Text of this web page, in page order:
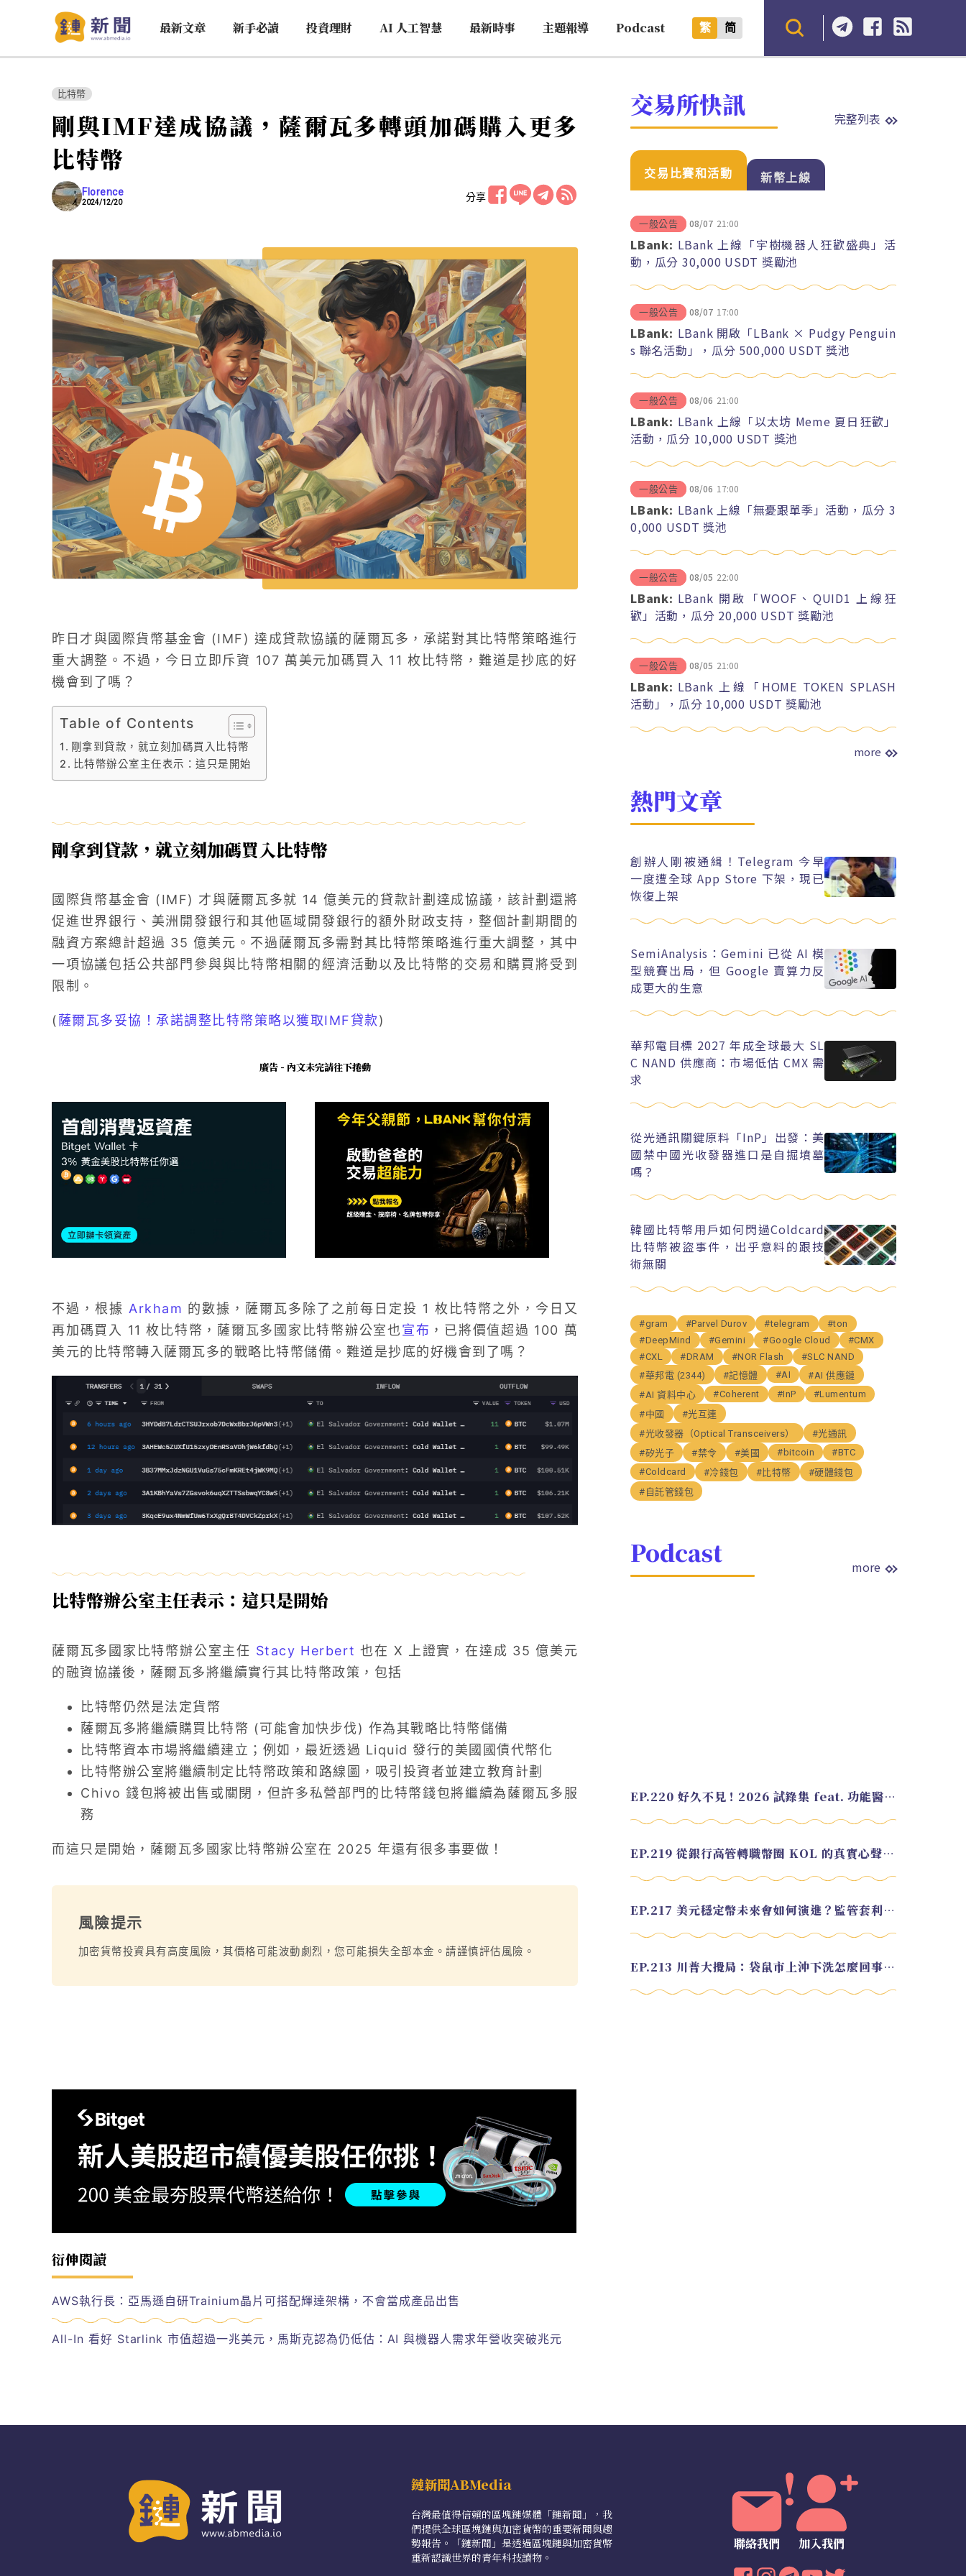
最新文章 新手必讀 投資理財 AI 人工智慧 最新時事 主題報導 Podcast 繁 简
比特幣
剛與IMF達成協議，薩爾瓦多轉頭加碼購入更多
比特幣
Florence
2024/12/20 分享
昨日才與國際貨幣基金會 (IMF) 達成貸款協議的薩爾瓦多，承諾對其比特幣策略進行
重大調整。不過，今日立即斥資 107 萬美元加碼買入 11 枚比特幣，難道是抄底的好
機會到了嗎？
Table of Contents
剛拿到貸款，就立刻加碼買入比特幣
比特幣辦公室主任表示：這只是開始
剛拿到貸款，就立刻加碼買入比特幣
國際貨幣基金會 (IMF) 才與薩爾瓦多就 14 億美元的貸款計劃達成協議，該計劃還將
促進世界銀行、美洲開發銀行和其他區域開發銀行的額外財政支持，整個計劃期間的
融資方案總計超過 35 億美元。不過薩爾瓦多需對其比特幣策略進行重大調整，其中
一項協議包括公共部門參與與比特幣相關的經濟活動以及比特幣的交易和購買將受到
限制。
(薩爾瓦多妥協！承諾調整比特幣策略以獲取IMF貸款)
廣告 - 內文未完請往下捲動
不過，根據 Arkham 的數據，薩爾瓦多除了之前每日定投 1 枚比特幣之外，今日又
再加碼買入 11 枚比特幣，薩爾瓦多國家比特幣辦公室也宣布 ，已將價值超過 100 萬
美元的比特幣轉入薩爾瓦多的戰略比特幣儲備。難道是抄底的好機會到了嗎？
比特幣辦公室主任表示：這只是開始
薩爾瓦多國家比特幣辦公室主任 Stacy Herbert 也在 X 上證實，在達成 35 億美元
的融資協議後，薩爾瓦多將繼續實行其比特幣政策，包括
比特幣仍然是法定貨幣
薩爾瓦多將繼續購買比特幣 (可能會加快步伐) 作為其戰略比特幣儲備
比特幣資本市場將繼續建立；例如，最近透過 Liquid 發行的美國國債代幣化
比特幣辦公室將繼續制定比特幣政策和路線圖，吸引投資者並建立教育計劃
Chivo 錢包將被出售或關閉，但許多私營部門的比特幣錢包將繼續為薩爾瓦多服
務
而這只是開始，薩爾瓦多國家比特幣辦公室在 2025 年還有很多事要做！
風險提示
加密貨幣投資具有高度風險，其價格可能波動劇烈，您可能損失全部本金。請謹慎評估風險。
衍伸閱讀
AWS執行長：亞馬遜自研Trainium晶片可搭配輝達架構，不會當成產品出售
All-In 看好 Starlink 市值超過一兆美元，馬斯克認為仍低估：AI 與機器人需求年營收突破兆元
交易所快訊 完整列表
交易比賽和活動 新幣上線
一般公告 08/07 21:00
LBank: LBank 上線「宇樹機器人狂歡盛典」活
動，瓜分 30,000 USDT 獎勵池
一般公告 08/07 17:00
LBank: LBank 開啟「LBank × Pudgy Penguin
s 聯名活動」，瓜分 500,000 USDT 獎池
一般公告 08/06 21:00
LBank: LBank 上線「以太坊 Meme 夏日狂歡」
活動，瓜分 10,000 USDT 獎池
一般公告 08/06 17:00
LBank: LBank 上線「無憂跟單季」活動，瓜分 3
0,000 USDT 獎池
一般公告 08/05 22:00
LBank: LBank 開啟「WOOF、QUID1 上線狂
歡」活動，瓜分 20,000 USDT 獎勵池
一般公告 08/05 21:00
LBank: LBank 上線「HOME TOKEN SPLASH
活動」，瓜分 10,000 USDT 獎勵池
more
熱門文章
創辦人剛被通緝！Telegram 今早
一度遭全球 App Store 下架，現已
恢復上架
SemiAnalysis：Gemini 已從 AI 模
型競賽出局，但 Google 賣算力反
成更大的生意
華邦電目標 2027 年成全球最大 SL
C NAND 供應商：市場低估 CMX 需
求
從光通訊關鍵原料「InP」出發：美
國禁中國光收發器進口是自掘墳墓
嗎？
韓國比特幣用戶如何閃過Coldcard
比特幣被盜事件，出乎意料的跟技
術無關
#gram #Parvel Durov #telegram
#ton
#DeepMind
#Gemini #Google Cloud
#CMX
#CXL
#DRAM #NOR Flash
#SLC NAND
#華邦電 (2344)
#記憶體 #AI
#AI 供應鏈
#AI 資料中心
#Coherent #InP
#Lumentum
#中國
#光互連
#光收發器（Optical Transceivers）
#光通訊
#矽光子
#禁令 #美國 #bitcoin
#BTC
#Coldcard
#冷錢包 #比特幣
#硬體錢包
#自託管錢包
Podcast more
EP.220 好久不見！2026 試錄集 feat. 功能醫學營養師 美寶
EP.219 從銀行高管轉職幣圈 KOL 的真實心聲 feat.龜大
EP.217 美元穩定幣未來會如何演進？監管套利終將收斂？feat. 研究員 余哲安
EP.213 川普大攪局：袋鼠市上沖下洗怎麼回事？feat. Alvin
鏈新聞ABMedia
台灣最值得信賴的區塊鏈媒體「鏈新聞」，我
們提供全球區塊鏈與加密貨幣的重要新聞與趨
勢報告。「鏈新聞」是透過區塊鏈與加密貨幣
重新認識世界的青年科技讀物。
聯絡我們 加入我們